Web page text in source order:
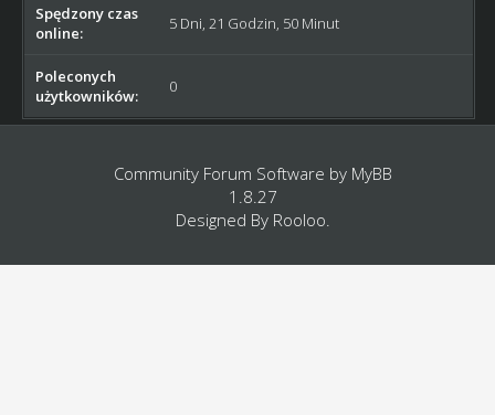
Spędzony czas
online:
5 Dni, 21 Godzin, 50 Minut
Poleconych
użytkowników:
0
Community Forum Software by MyBB
1.8.27
Designed By Rooloo.